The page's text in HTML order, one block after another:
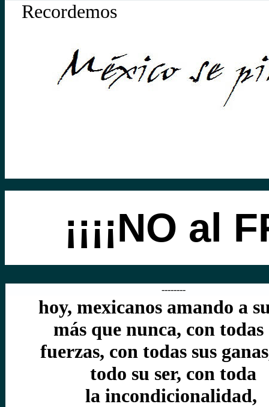
Recordemos
¡¡¡¡NO al
--------
hoy, mexicanos amando a
más que nunca, con todas
fuerzas, con todas sus
todo su ser, con toda
la incondicionalidad,